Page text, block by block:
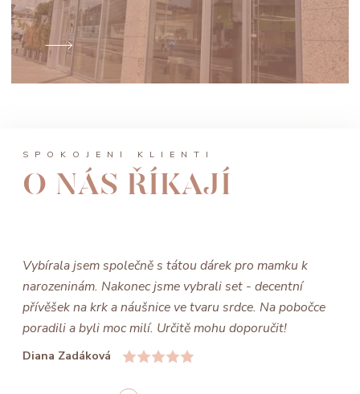
SPOKOJENÍ KLIENTI
O NÁS ŘÍKAJÍ
Vybírala jsem společně s tátou dárek pro mamku k
narozeninám. Nakonec jsme vybrali set - decentní
přívěšek na krk a náušnice ve tvaru srdce. Na pobočce
poradili a byli moc milí. Určitě mohu doporučit!
Diana Zadáková